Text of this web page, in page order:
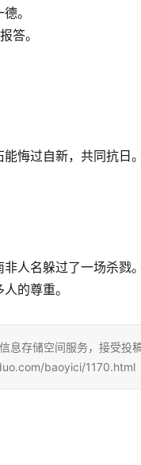
。
答。
悔过自新，共同抗日
人名躲过了一场杀戮
的尊重。
息存储空间服务，接受投
baoyici/1170.html